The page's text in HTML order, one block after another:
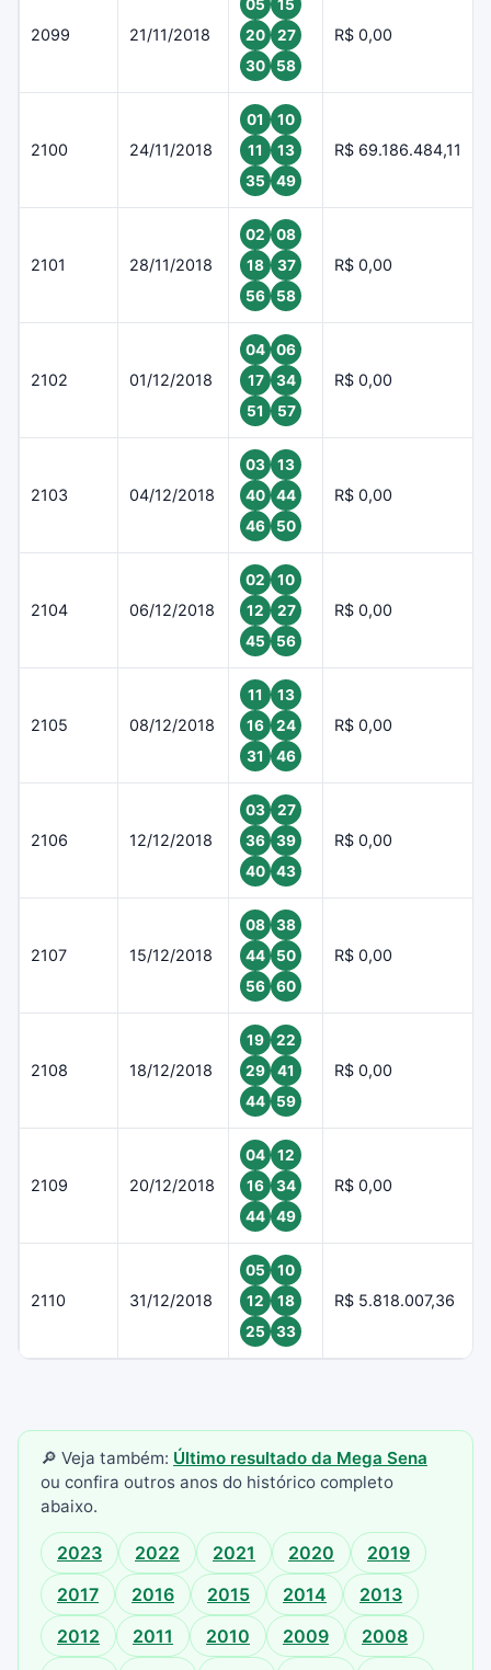
2099 21/11/2018
05
15
20
27
30
58
R$ 0,00
2100 24/11/2018
01
10
11
13
35
49
R$ 69.186.484,11
2101 28/11/2018
02
08
18
37
56
58
R$ 0,00
2102 01/12/2018
04
06
17
34
51
57
R$ 0,00
2103 04/12/2018
03
13
40
44
46
50
R$ 0,00
2104 06/12/2018
02
10
12
27
45
56
R$ 0,00
2105 08/12/2018
11
13
16
24
31
46
R$ 0,00
2106 12/12/2018
03
27
36
39
40
43
R$ 0,00
2107 15/12/2018
08
38
44
50
56
60
R$ 0,00
2108 18/12/2018
19
22
29
41
44
59
R$ 0,00
2109 20/12/2018
04
12
16
34
44
49
R$ 0,00
2110 31/12/2018
05
10
12
18
25
33
R$ 5.818.007,36
🔎 Veja também: Último resultado da Mega Sena
ou confira outros anos do histórico completo
abaixo.
2023 2022 2021 2020
2019
2017
2016 2015 2014
2013
2012
2011 2010 2009
2008